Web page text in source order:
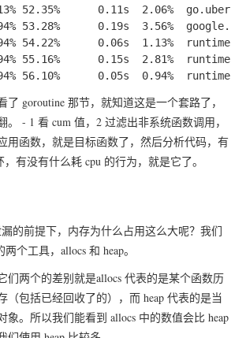
52.35%      0.11s  2.06%
53.28%      0.19s  3.56%
54.22%      0.06s  1.13%
55.16%      0.15s  2.81%
了 goroutine 那节，就知道这是一个套路了，
。 - 1 看 cum 值，2 过滤出非系统函数调用，
用函数，就是目标函数了，然后分析代码，有
有没有什么耗 cpu 的行为，就是它了。
的前提下，内存为什么占用这么大呢？我们
个工具，allocs 和 heap。
们两个的差别就是allocs 代表的是某个函数历
（包括已经回收了的），而 heap 代表的是当
象。所以我们能看到 allocs 中的数值会比 heap